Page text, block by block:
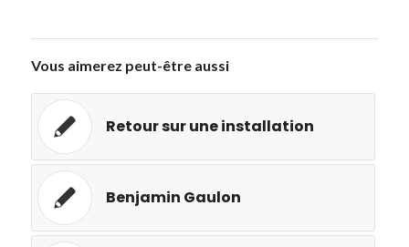
Vous aimerez peut-être aussi
Retour sur une installation
Benjamin Gaulon